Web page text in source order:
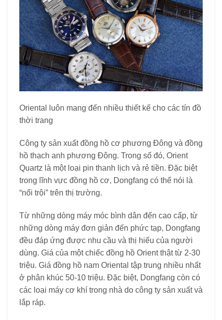
Oriental luôn mang đến nhiều thiết kế cho các tín đồ
thời trang
Công ty sản xuất đồng hồ cơ phương Đông và đồng
hồ thạch anh phương Đông. Trong số đó, Orient
Quartz là một loại pin thanh lịch và rẻ tiền. Đặc biệt
trong lĩnh vực đồng hồ cơ, Dongfang có thể nói là
“nổi trội” trên thị trường.
Từ những dòng máy móc bình dân đến cao cấp, từ
những dòng máy đơn giản đến phức tạp, Dongfang
đều đáp ứng được nhu cầu và thị hiếu của người
dùng. Giá của một chiếc đồng hồ Orient thật từ 2-30
triệu. Giá đồng hồ nam Oriental tập trung nhiều nhất
ở phân khúc 50-10 triệu. Đặc biệt, Dongfang còn có
các loại máy cơ khí trong nhà do công ty sản xuất và
lắp ráp.